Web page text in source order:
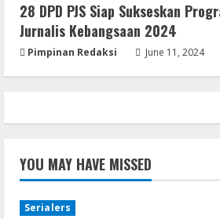
Premium
August 6, 2026
28 DPD PJS Siap Sukseskan
Jurnalis Kebangsaan 2024
Pimpinan Redaksi June 11, 2024
YOU MAY HAVE MISSED
Serialers